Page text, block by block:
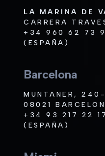
LA MARINA DE
CARRERA
+34 960 62 73
(ESPAÑA)
Barcelona
MUNTANER,
08021
+34 93 217 22 17
(ESPAÑA)